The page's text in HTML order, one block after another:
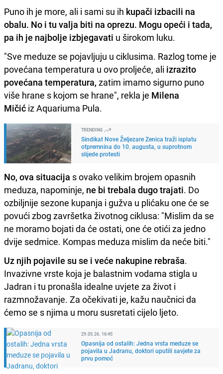
Puno ih je more, ali i sami su ih kupači izbacili na
obalu. No i tu valja biti na oprezu. Mogu opeći i tada,
pa ih je najbolje izbjegavati u širokom luku.
"Sve meduze se pojavljuju u ciklusima. Razlog tome je
povećana temperatura u ovo proljeće, ali izrazito
povećana temperatura, zatim imamo sigurno puno
više hrane s kojom se hrane", rekla je Milena
Mičić iz Aquariuma Pula.
TRENDING
Sindikat Nove Željezare Zenica traži isplatu
otpremnina do 10. augusta, u suprotnom
slijede protesti
No, ova situacija s ovako velikim brojem opasnih
meduza, napominje, ne bi trebala dugo trajati. Do
ozbiljnije sezone kupanja i gužva u plićaku one će se
povući zbog završetka životnog ciklusa: "Mislim da se
ne moramo bojati da će ostati, one će otići za jedno
dvije sedmice. Kompas meduza mislim da neće biti."
Uz njih pojavile su se i veće nakupine rebraša.
Invazivne vrste koja je balastnim vodama stigla u
Jadran i tu pronašla idealne uvjete za život i
razmnožavanje. Za očekivati je, kažu naučnici da
ćemo se s njima u moru susretati cijelo ljeto.
29.05.26. 16:45
Opasnija od ostalih: Jedna vrsta meduze se
pojavila u Jadranu, doktori uputili savjete za
prvu pomoć